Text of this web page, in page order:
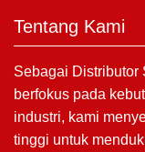
Tentang Kami
Sebagai Distributor
berfokus pada
industri, kami
tinggi untuk